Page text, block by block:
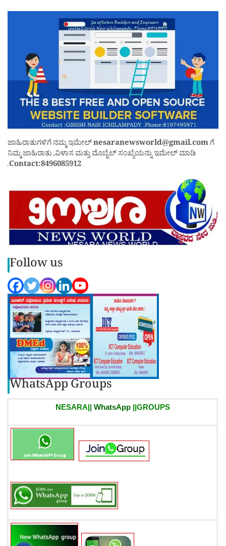
ಜಾಹಿರಾತುಗಳಿಗೆ ನಮ್ಮ ಇಮೇಲ್nesaranewsworld@gmail.comಗೆ
ನಿಮ್ಮ ಜಾಹಿರಾತು ,ವಿಳಾಸ ಮತ್ತು ಮೊಬೈಲ್ ಸಂಖ್ಯೆಯನ್ನು ಇಮೇಲ್ ಮಾಡಿ
.Contact:8496085912
Follow us
WhatsApp Groups
NESARA|| WhatsApp||GROUPS